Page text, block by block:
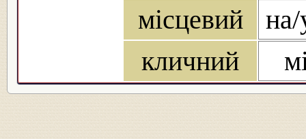
місцевий
на/
кличний